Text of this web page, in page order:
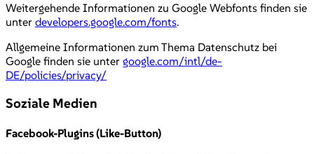
Weitergehende Informationen zu Google Webfonts finden sie
unter developers.google.com/fonts.
Allgemeine Informationen zum Thema Datenschutz bei
Google finden sie unter google.com/intl/de-
DE/policies/privacy/
Soziale Medien
Facebook-Plugins (Like-Button)